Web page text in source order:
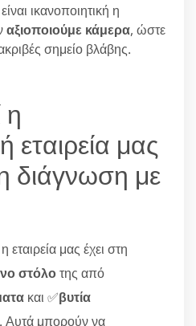
ικανοποιητική η
αξιοποιούμε κάμερα, ώστε
σημείο βλάβης.
η
εταιρεία μας
διάγνωση με
εταιρεία μας έχει στη
στόλοτης από
και ✅βυτία
. Αυτά μπορούν να